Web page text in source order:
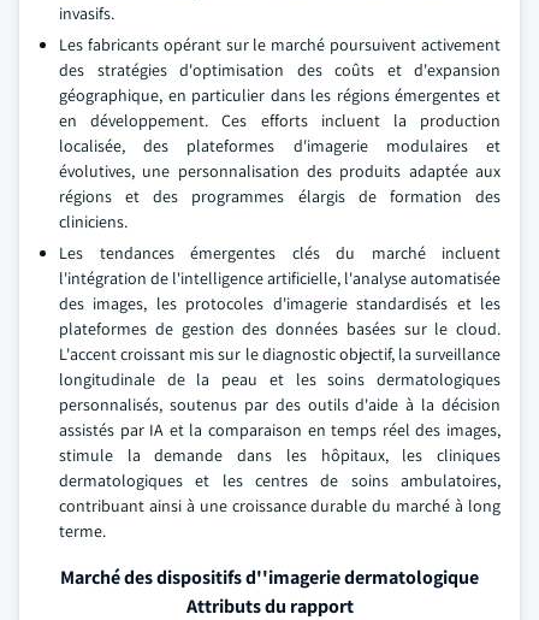
invasifs.
Les fabricants opérant sur le marché poursuivent activement
des stratégies d'optimisation des coûts et d'expansion
géographique, en particulier dans les régions émergentes et
en développement. Ces efforts incluent la production
localisée, des plateformes d'imagerie modulaires et
évolutives, une personnalisation des produits adaptée aux
régions et des programmes élargis de formation des
cliniciens.
Les tendances émergentes clés du marché incluent
l'intégration de l'intelligence artificielle, l'analyse automatisée
des images, les protocoles d'imagerie standardisés et les
plateformes de gestion des données basées sur le cloud.
L'accent croissant mis sur le diagnostic objectif, la surveillance
longitudinale de la peau et les soins dermatologiques
personnalisés, soutenus par des outils d'aide à la décision
assistés par IA et la comparaison en temps réel des images,
stimule la demande dans les hôpitaux, les cliniques
dermatologiques et les centres de soins ambulatoires,
contribuant ainsi à une croissance durable du marché à long
terme.
Marché des dispositifs d''imagerie dermatologique
Attributs du rapport